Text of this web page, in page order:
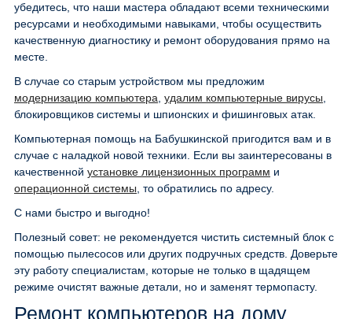
убедитесь, что наши мастера обладают всеми техническими
ресурсами и необходимыми навыками, чтобы осуществить
качественную диагностику и ремонт оборудования прямо на
месте.
В случае со старым устройством мы предложим
модернизацию компьютера удалим компьютерные вирусы
блокировщиков системы и шпионских и фишинговых атак.
Компьютерная помощь на Бабушкинской пригодится вам и в
случае с наладкой новой техники. Если вы заинтересованы в
качественной установке лицензионных программ и
операционной системы , то обратились по адресу.
С нами быстро и выгодно!
Полезный совет: не рекомендуется чистить системный блок с
помощью пылесосов или других подручных средств. Доверьте
эту работу специалистам, которые не только в щадящем
режиме очистят важные детали, но и заменят термопасту.
Ремонт компьютеров на дому